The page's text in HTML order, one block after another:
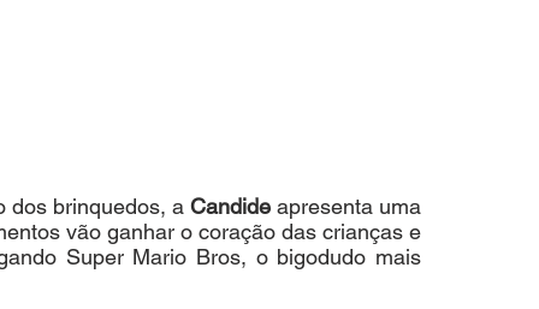
dos brinquedos, a Candide apresenta uma
vão ganhar o coração das crianças e
Super Mario Bros, o bigodudo mais